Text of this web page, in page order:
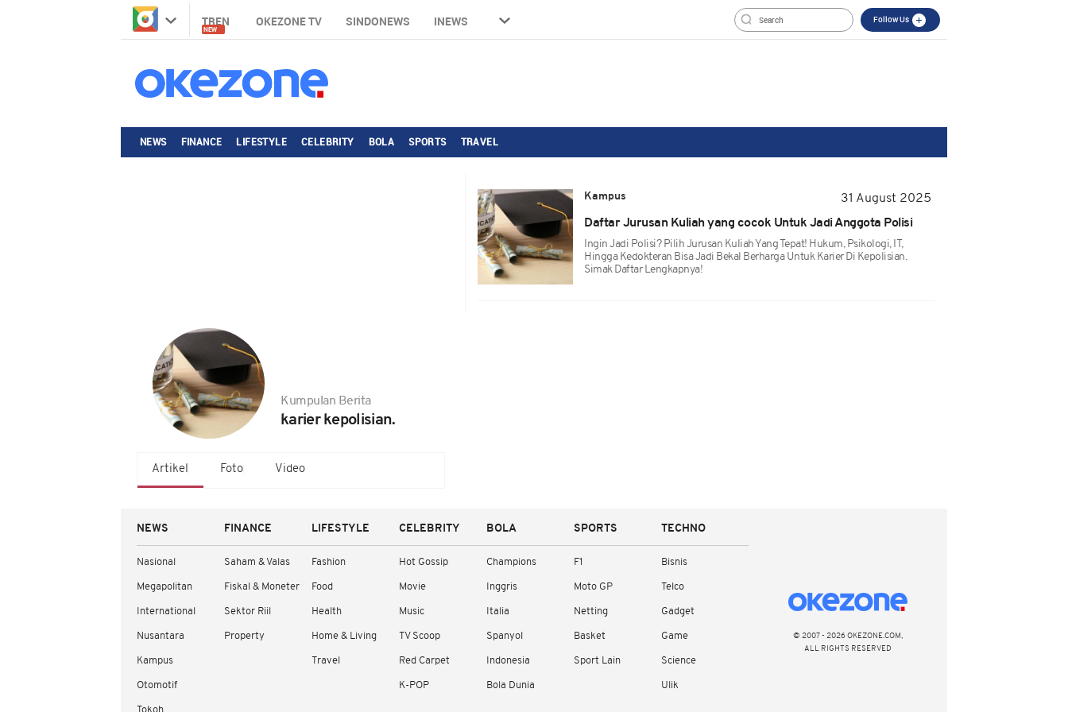
TREN
NEW
OKEZONE TV SINDONEWS INEWS Follow Us
NEWS FINANCE LIFESTYLE CELEBRITY BOLA SPORTS TRAVEL
Kumpulan Berita
karier kepolisian.
Artikel Foto Video
Kampus
31 August 2025
Daftar Jurusan Kuliah yang cocok Untuk Jadi Anggota Polisi
Ingin Jadi Polisi? Pilih Jurusan Kuliah Yang Tepat! Hukum, Psikologi, IT,
Hingga Kedokteran Bisa Jadi Bekal Berharga Untuk Karier Di Kepolisian.
Simak Daftar Lengkapnya!
NEWS
Nasional
Megapolitan
International
Nusantara
Kampus
Otomotif
FINANCE
Saham & Valas
Fiskal & Moneter
Sektor Riil
Property
LIFESTYLE
Fashion
Food
Health
Home & Living
Travel
CELEBRITY
Hot Gossip
Movie
Music
TV Scoop
Red Carpet
K-POP
BOLA
Champions
Inggris
Italia
Spanyol
Indonesia
Bola Dunia
SPORTS
F1
Moto GP
Netting
Basket
Sport Lain
TECHNO
Bisnis
Telco
Gadget
Game
Science
Ulik
© 2007 - 2026 OKEZONE.COM,
ALL RIGHTS RESERVED